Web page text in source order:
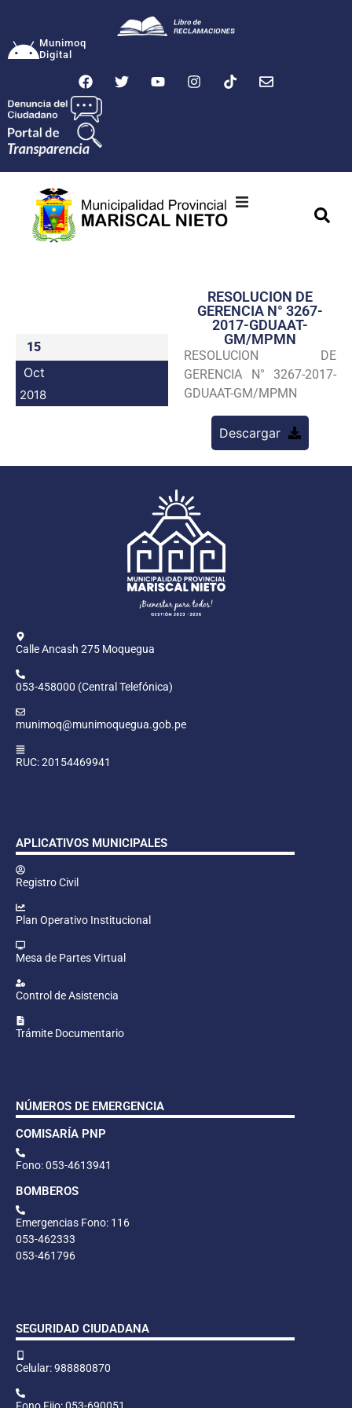
Munimoq
Digital
Transparencia
Seguridad
Programas
15
Oct
2018
RESOLUCION DE
GERENCIA N° 3267-
2017-GDUAAT-
GM/MPMN
RESOLUCION DE
GERENCIA N° 3267-2017-
GDUAAT-GM/MPMN
Descargar
Calle Ancash 275 Moquegua
053-458000 (Central Telefónica)
munimoq@munimoquegua.gob.pe
RUC: 20154469941
APLICATIVOS MUNICIPALES
Registro Civil
Plan Operativo Institucional
Mesa de Partes Virtual
Control de Asistencia
Trámite Documentario
NÚMEROS DE EMERGENCIA
COMISARÍA PNP
Fono: 053-4613941
BOMBEROS
Emergencias Fono: 116
053-462333
053-461796
SEGURIDAD CIUDADANA
Celular: 988880870
Fono Fijo: 053-690051